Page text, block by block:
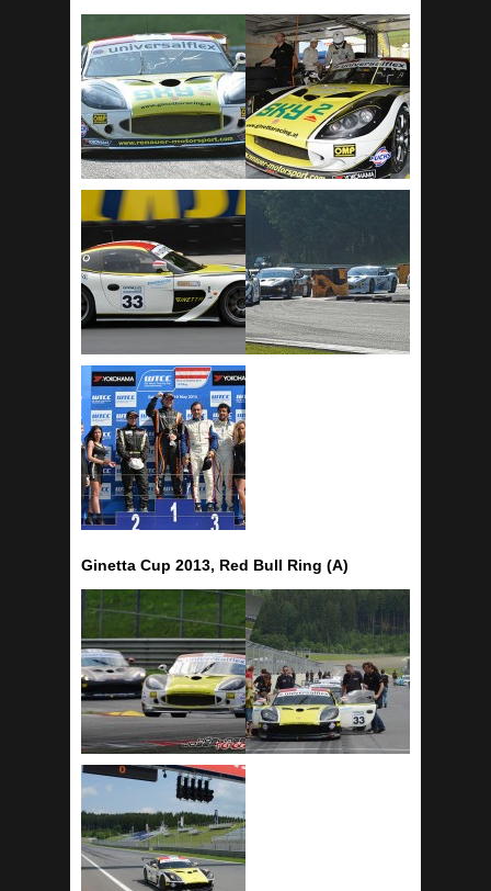
Ginetta Cup 2013, Red Bull Ring (A)